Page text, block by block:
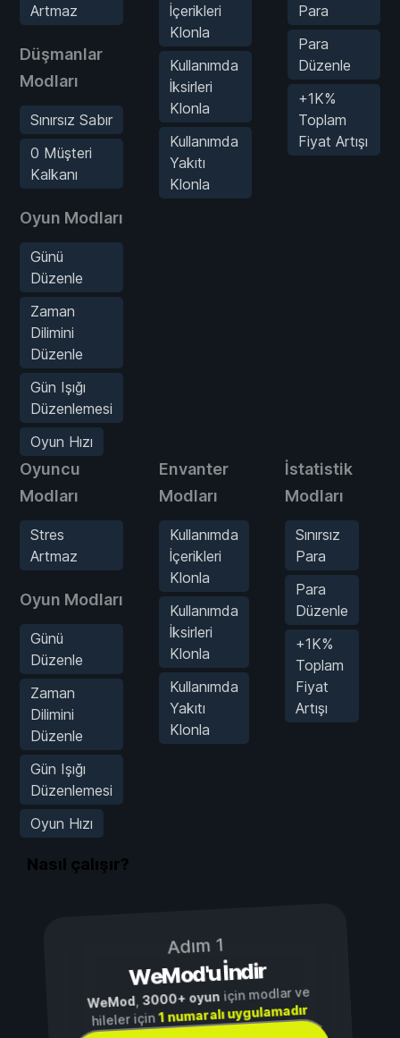
Artmaz
Düşmanlar
Modları
Sınırsız Sabır
0 Müşteri
Kalkanı
Oyun Modları
Günü
Düzenle
Zaman
Dilimini
Düzenle
Gün Işığı
Düzenlemesi
Oyun Hızı
İçerikleri
Klonla
Kullanımda
İksirleri
Klonla
Kullanımda
Yakıtı
Klonla
Para
Para
Düzenle
+1K%
Toplam
Fiyat Artışı
Oyuncu
Modları
Stres
Artmaz
Oyun Modları
Günü
Düzenle
Zaman
Dilimini
Düzenle
Gün Işığı
Düzenlemesi
Oyun Hızı
Envanter
Modları
Kullanımda
İçerikleri
Klonla
Kullanımda
İksirleri
Klonla
Kullanımda
Yakıtı
Klonla
İstatistik
Modları
Sınırsız
Para
Para
Düzenle
+1K%
Toplam
Fiyat
Artışı
Nasıl çalışır?
Adım 1
WeMod'u İndir
WeMod,3000+ oyuniçin modlar ve
hileler için1 numaralı uygulamadır